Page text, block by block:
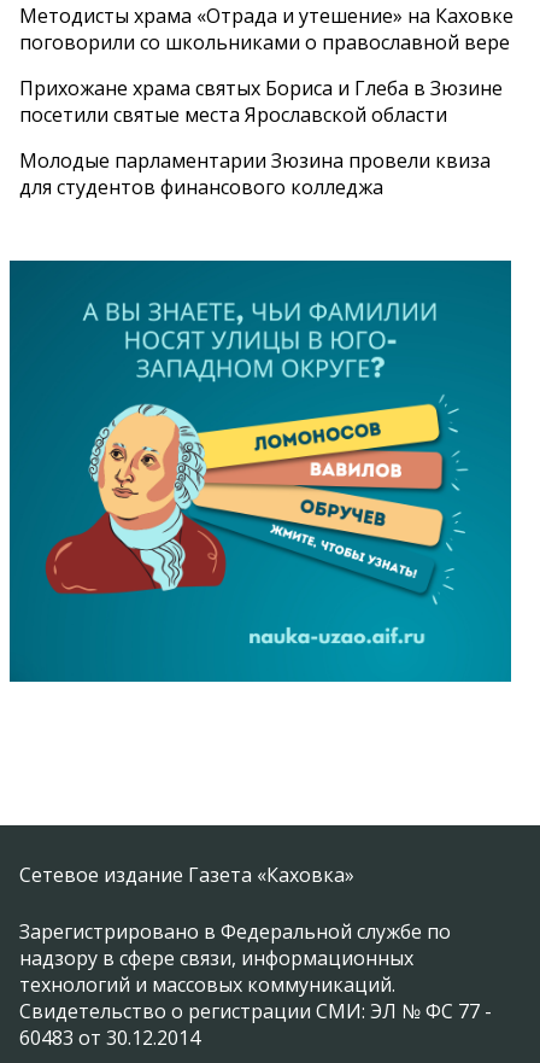
Методисты храма «Отрада и утешение» на Каховке
поговорили со школьниками о православной вере
Прихожане храма святых Бориса и Глеба в Зюзине
посетили святые места Ярославской области
Молодые парламентарии Зюзина провели квиза
для студентов финансового колледжа
Сетевое издание Газета «Каховка»
Зарегистрировано в Федеральной службе по
надзору в сфере связи, информационных
технологий и массовых коммуникаций.
Свидетельство о регистрации СМИ: ЭЛ № ФС 77 -
60483 от 30.12.2014